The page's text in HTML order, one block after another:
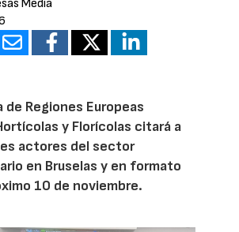
Media
de Regiones Europeas
y Florícolas citará a
actores del sector
en Bruselas y en formato
10 de noviembre.